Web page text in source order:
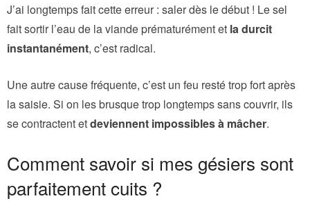
J’ai longtemps fait cette erreur : saler dès le début ! Le sel
fait sortir l’eau de la viande prématurément et la durcit
instantanément, c’est radical.
Une autre cause fréquente, c’est un feu resté trop fort après
la saisie. Si on les brusque trop longtemps sans couvrir, ils
se contractent etdeviennent impossibles à mâcher.
Comment savoir si mes gésiers sont
parfaitement cuits ?